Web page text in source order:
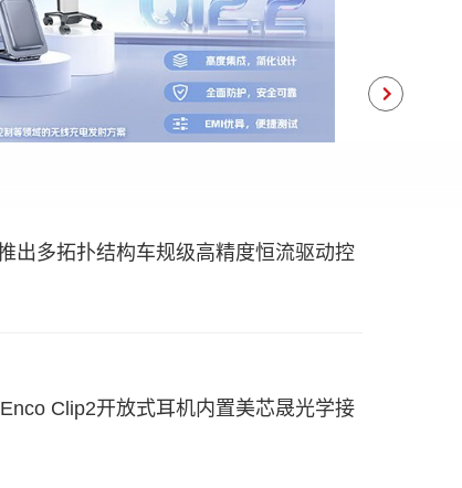
出多拓扑结构车规级高精度恒流驱动控
Clip2开放式耳机内置美芯晟光学接